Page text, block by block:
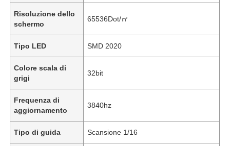
Risoluzione dello
schermo
65536Dot/㎡
Tipo LED SMD 2020
Colore scala di
grigi
32bit
Frequenza di
aggiornamento
3840hz
Tipo di guida Scansione 1/16